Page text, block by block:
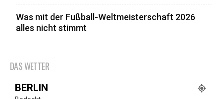
Was mit der Fußball-Weltmeisterschaft 2026
alles nicht stimmt
DAS WETTER
BERLIN